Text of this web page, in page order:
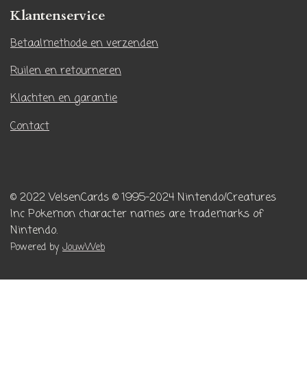
a
m
Klantenservice
Betaalmethode en verzenden
Ruilen en retourneren
Klachten en garantie
Contact
© 2022 VelsenCards © 1995-2024 Nintendo/Creatures
Inc Pokemon character names are trademarks of
Nintendo.
Powered byJouwWeb